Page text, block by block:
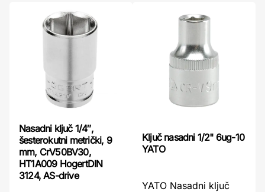
Nasadni ključ 1/4″,
šesterokutni metrički, 9
mm, CrV50BV30,
HT1A009 HogertDIN
3124, AS-drive
Ključ nasadni 1/2" 6ug-10
YATO
YATO Nasadni ključ